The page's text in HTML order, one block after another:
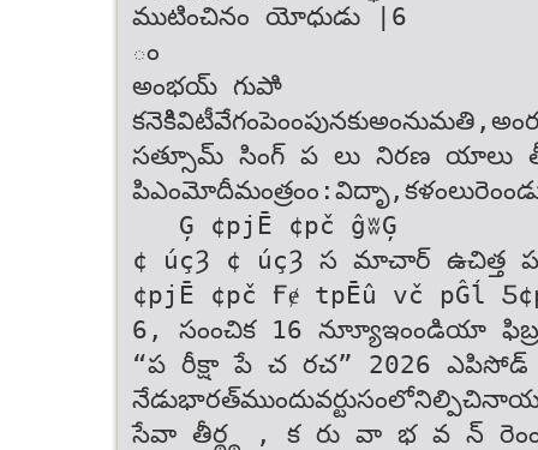
ముటించినం యోధుడు |6
ం
అంభయ్ గుపాి
సత్సూమ్ సింగ్ ప లు నిరణ యాలు
   Ģ ¢pјĒ ¢pč ĝʬĢ
¢ úçȜ ¢ úçȜ స‌ మాచార్ ఉచిత్త
¢pјĒ ¢pč Ғɇ tpĒû vč pĜĺ
6, సంంచిక 16 న్యూూ‌ఇంండియా
“ప రీక్షా పే చ రచ” 2026
సేవా తీర్థ్థ , క రు వా భ వ న్‌